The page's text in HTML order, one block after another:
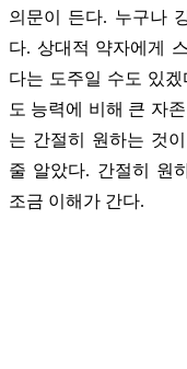
의문이 든다. 누구나
다. 상대적 약자에게
다는 도주일 수도 있
도 능력에 비해 큰 자
는 간절히 원하는 것
줄 알았다. 간절히 원
조금 이해가 간다.